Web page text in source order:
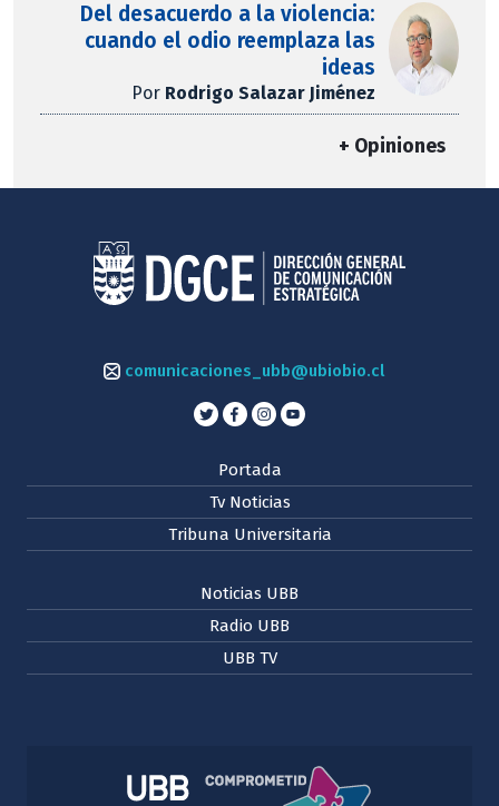
Del desacuerdo a la violencia:
cuando el odio reemplaza las
ideas
Por Rodrigo Salazar Jiménez
+ Opiniones
comunicaciones_ubb@ubiobio.cl
Portada
Tv Noticias
Tribuna Universitaria
Noticias UBB
Radio UBB
UBB TV